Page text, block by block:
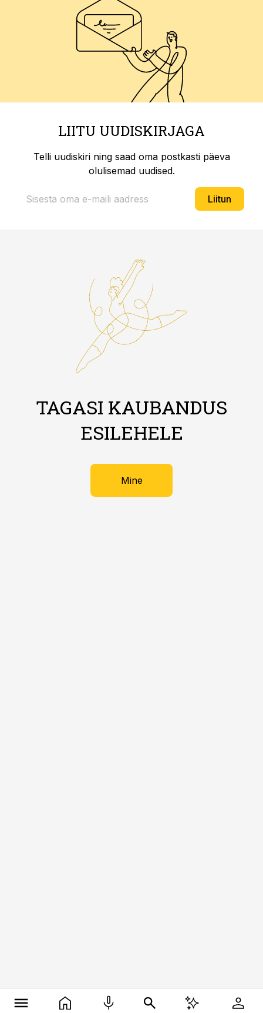
LIITU UUDISKIRJAGA
Telli uudiskiri ning saad oma postkasti päeva
olulisemad uudised.
Liitun
TAGASI KAUBANDUS
ESILEHELE
Mine